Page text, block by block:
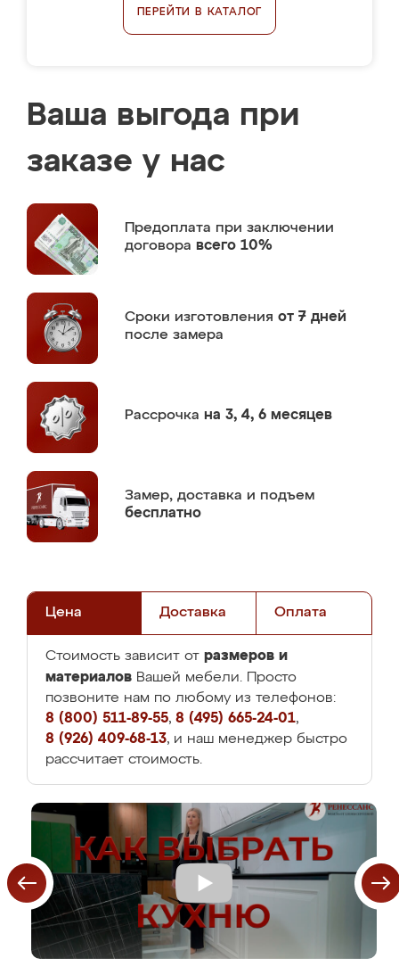
ПЕРЕЙТИ В КАТАЛОГ
Ваша выгода при
заказе у нас
Предоплата при заключении
договора всего 10%
Сроки изготовления от 7 дней
после замера
Рассрочка на 3, 4, 6 месяцев
Замер, доставка и подъем
бесплатно
Цена Доставка Оплата
Стоимость зависит от размеров и
материалов Вашей мебели. Просто
позвоните нам по любому из телефонов:
8 (800) 511-89-55, 8 (495) 665-24-01,
8 (926) 409-68-13, и наш менеджер быстро
рассчитает стоимость.